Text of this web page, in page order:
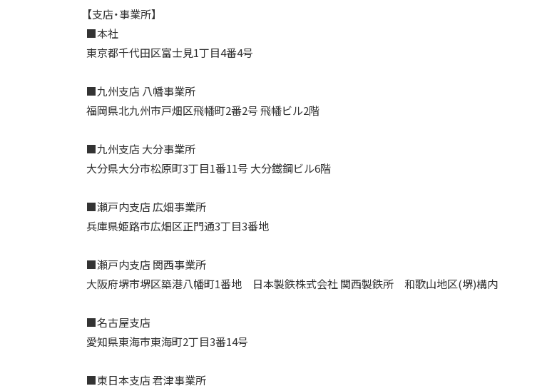
【支店・事業所】
■本社
東京都千代田区富士見1丁目4番4号
■九州支店 八幡事業所
福岡県北九州市戸畑区飛幡町2番2号 飛幡ビル2階
■九州支店 大分事業所
大分県大分市松原町3丁目1番11号 大分鐵鋼ビル6階
■瀬戸内支店 広畑事業所
兵庫県姫路市広畑区正門通3丁目3番地
■瀬戸内支店 関西事業所
大阪府堺市堺区築港八幡町1番地 日本製鉄株式会社 関西製鉄所 和歌山地区(堺)構内
■名古屋支店
愛知県東海市東海町2丁目3番14号
■東日本支店 君津事業所